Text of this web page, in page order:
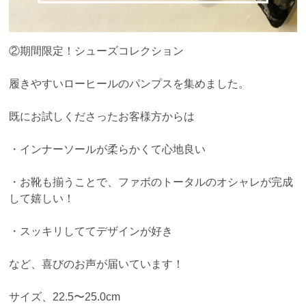
②期間限定！シューズコレクション
履きやすいローヒールのパンプスを集めました。
既にお試しくださったお客様方からは
・インナーソールが柔らかくて心地良い
・お靴も揃うことで、ファボのトータルのオシャレが完成
して嬉しい！
・スッキリしててデザインが好き
など、喜びのお声が届いています！
サイズ、22.5〜25.0cm